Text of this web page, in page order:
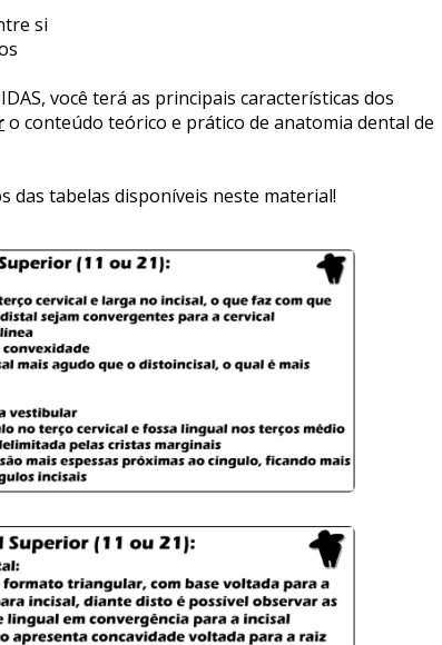
si
você terá as principais características dos
o conteúdo teórico e prático de anatomia dental de
das tabelas disponíveis neste material!